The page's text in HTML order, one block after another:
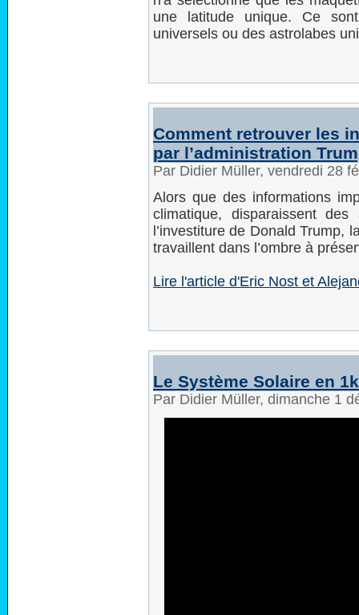
une latitude unique. Ce
universels ou des astrolabes
Comment retrouver les
par l’administration
Par Didier Müller, vendredi 28
Alors que des informations
climatique, disparaissent
l’investiture de Donald Trump,
travaillent dans l’ombre à
Lire l'article d'Eric Nost et
Le Système Solaire en
Par Didier Müller, dimanche 1